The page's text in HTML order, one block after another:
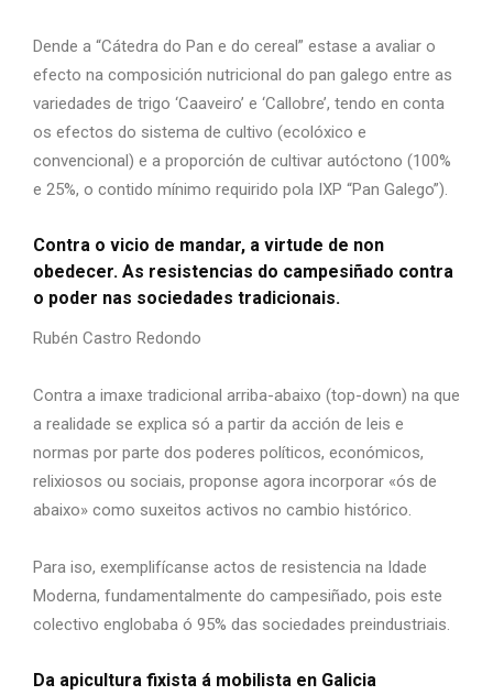
Dende a “Cátedra do Pan e do cereal” estase a avaliar o
efecto na composición nutricional do pan galego entre as
variedades de trigo ‘Caaveiro’ e ‘Callobre’, tendo en conta
os efectos do sistema de cultivo (ecolóxico e
convencional) e a proporción de cultivar autóctono (100%
e 25%, o contido mínimo requirido pola IXP “Pan Galego”).
Contra o vicio de mandar, a virtude de non
obedecer. As resistencias do campesiñado contra
o poder nas sociedades tradicionais.
Rubén Castro Redondo
Contra a imaxe tradicional arriba-abaixo (top-down) na que
a realidade se explica só a partir da acción de leis e
normas por parte dos poderes políticos, económicos,
relixiosos ou sociais, proponse agora incorporar «ós de
abaixo» como suxeitos activos no cambio histórico.
Para iso, exemplifícanse actos de resistencia na Idade
Moderna, fundamentalmente do campesiñado, pois este
colectivo englobaba ó 95% das sociedades preindustriais.
Da apicultura fixista á mobilista en Galicia